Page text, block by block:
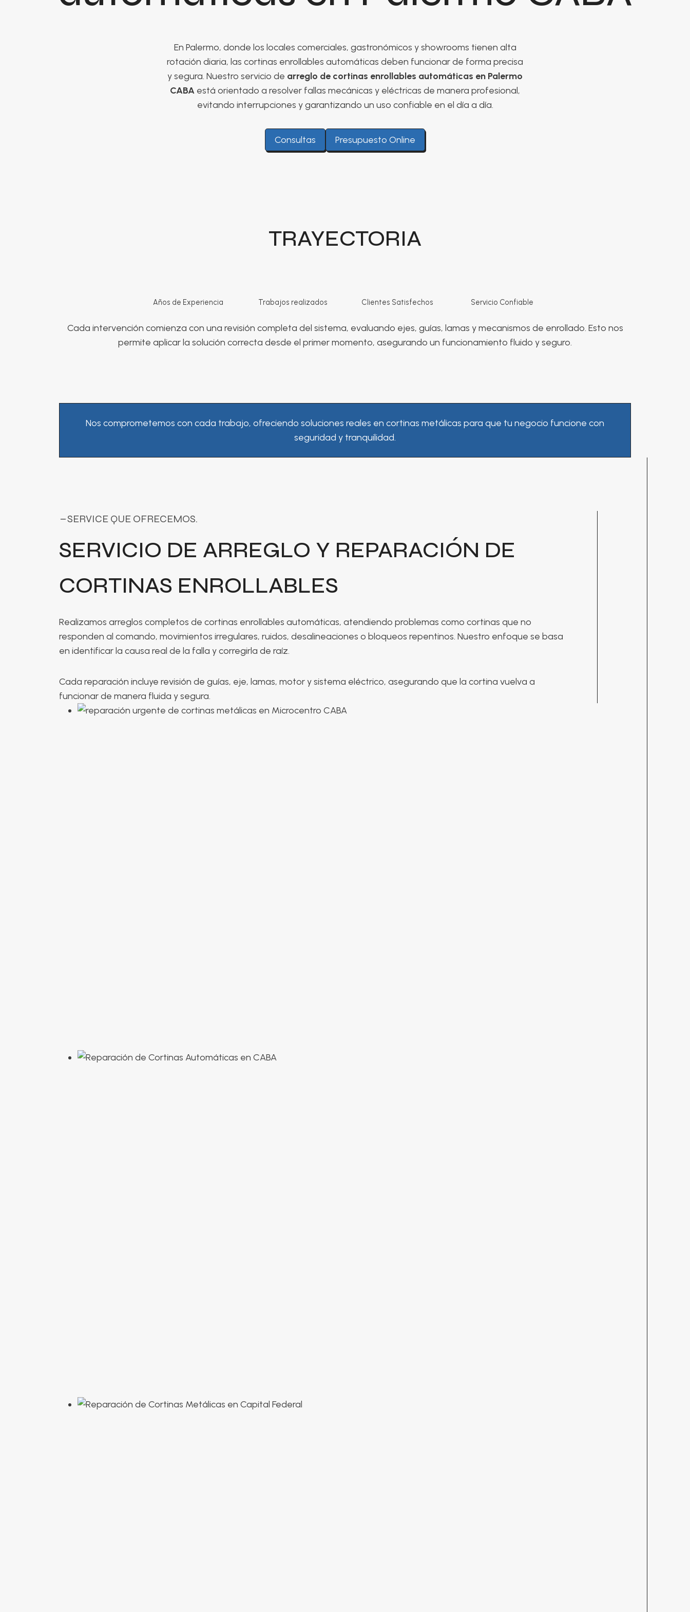
En Palermo, donde los locales comerciales, gastronómicos y showrooms tienen alta
rotación diaria, las cortinas enrollables automáticas deben funcionar de forma precisa
y segura. Nuestro servicio de arreglo de cortinas enrollables automáticas en Palermo
CABA está orientado a resolver fallas mecánicas y eléctricas de manera profesional,
evitando interrupciones y garantizando un uso confiable en el día a día.
Consultas Presupuesto Online
TRAYECTORIA
Años de Experiencia Trabajos realizados Clientes Satisfechos Servicio Confiable
Cada intervención comienza con una revisión completa del sistema, evaluando ejes, guías, lamas y mecanismos de enrollado. Esto nos
permite aplicar la solución correcta desde el primer momento, asegurando un funcionamiento fluido y seguro.
Nos comprometemos con cada trabajo, ofreciendo soluciones reales en cortinas metálicas para que tu negocio funcione con
seguridad y tranquilidad.
SERVICE QUE OFRECEMOS.
SERVICIO DE ARREGLO Y REPARACIÓN DE
CORTINAS ENROLLABLES
Realizamos arreglos completos de cortinas enrollables automáticas, atendiendo problemas como cortinas que no
responden al comando, movimientos irregulares, ruidos, desalineaciones o bloqueos repentinos. Nuestro enfoque se basa
en identificar la causa real de la falla y corregirla de raíz.
Cada reparación incluye revisión de guías, eje, lamas, motor y sistema eléctrico, asegurando que la cortina vuelva a
funcionar de manera fluida y segura.